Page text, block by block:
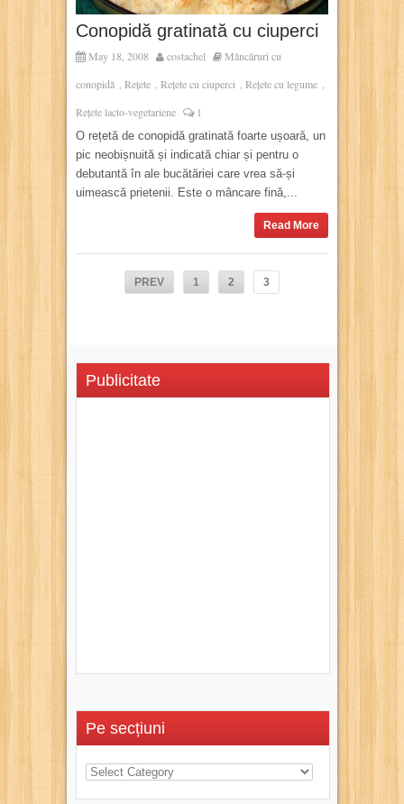
Conopidă gratinată cu ciuperci
May 18, 2008 costachel
Mâncăruri cu
conopidă , Rețete , Rețete cu ciuperci , Rețete cu legume ,
Rețete lacto-vegetariene 1
O rețetă de conopidă gratinată foarte ușoară, un
pic neobișnuită și indicată chiar și pentru o
debutantă în ale bucătăriei care vrea să-și
uimească prietenii. Este o mâncare fină,...
Read More
PREV 1 2 3
Publicitate
Pe secțiuni